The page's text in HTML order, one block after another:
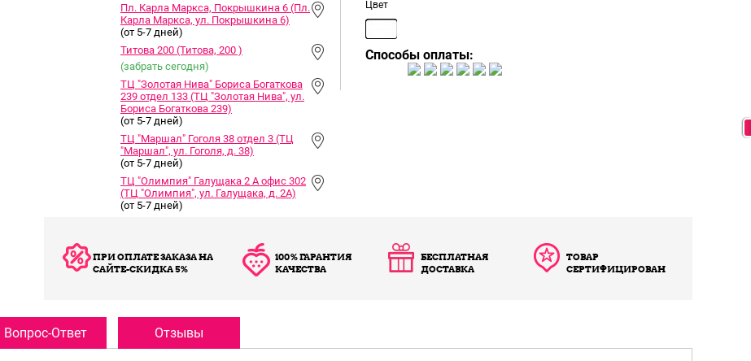
Пл. Карла Маркса, Покрышкина 6 (Пл.
Карла Маркса, ул. Покрышкина 6)
(от 5-7 дней)
Титова 200 (Титова, 200 )
(забрать сегодня)
ТЦ "Золотая Нива" Бориса Богаткова
239 отдел 133 (ТЦ "Золотая Нива", ул.
Бориса Богаткова 239)
(от 5-7 дней)
ТЦ "Маршал" Гоголя 38 отдел 3 (ТЦ
"Маршал", ул. Гоголя, д. 38)
(от 5-7 дней)
ТЦ "Олимпия" Галущака 2 А офис 302
(ТЦ "Олимпия", ул. Галущака, д. 2А)
(от 5-7 дней)
Цвет
Способы оплаты:
ПРИ ОПЛАТЕ ЗАКАЗА НА
САЙТЕ-СКИДКА 5%
100% ГАРАНТИЯ
КАЧЕСТВА
БЕСПЛАТНАЯ
ДОСТАВКА
ТОВАР
СЕРТИФИЦИРОВАН
Вопрос-Ответ Отзывы